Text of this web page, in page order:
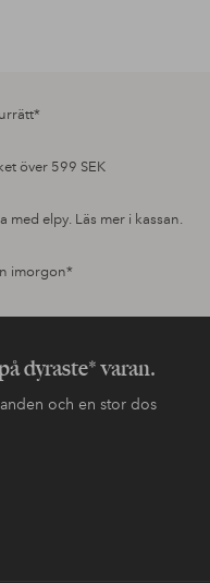
över 599 SEK
med elpy. Läs mer i kassan.
imorgon*
dyraste* varan.
och en stor dos